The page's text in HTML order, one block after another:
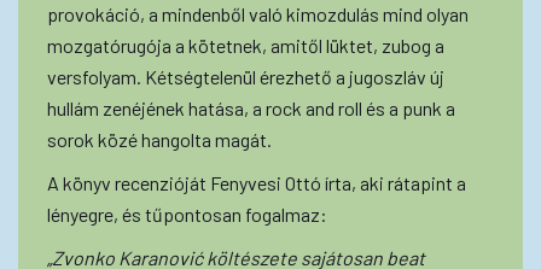
provokáció, a mindenből való kimozdulás mind olyan
mozgatórugója a kötetnek, amitől lüktet, zubog a
versfolyam. Kétségtelenül érezhető a jugoszláv új
hullám zenéjének hatása, a rock and roll és a punk a
sorok közé hangolta magát.
A könyv recenzióját Fenyvesi Ottó írta, aki rátapint a
lényegre, és tűpontosan fogalmaz:
„Zvonko Karanović költészete sajátosan beat